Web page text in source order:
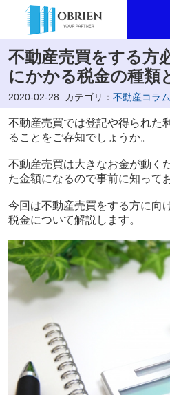
不動産売買をする方
にかかる税金の種類
2020-02-28 カテゴリ： 不動産コラム
不動産売買では登記や得られた
ることをご存知でしょうか。
不動産売買は大きなお金が動く
た金額になるので事前に知って
今回は不動産売買をする方に向
税金について解説します。